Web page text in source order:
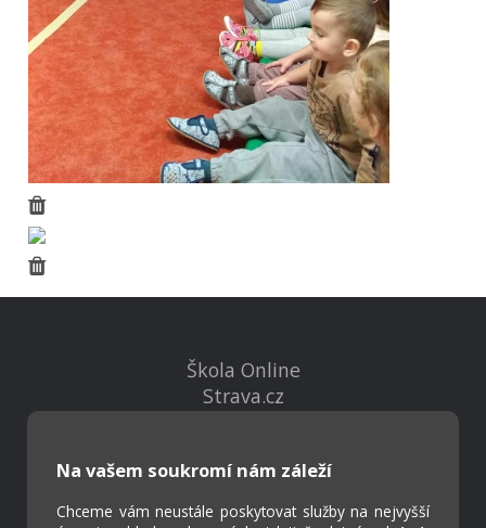
Na vašem soukromí nám záleží
Chceme vám neustále poskytovat služby na nejvyšší
Škola Online
Strava.cz
Kontakty
Virtuální prohlídka